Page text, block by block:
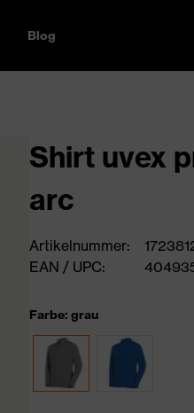
Blog
Shirt uvex
arc
Artikelnummer:
EAN / UPC:
Farbe: grau